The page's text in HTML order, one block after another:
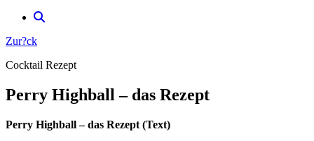
Zur?ck
Cocktail Rezept
Perry Highball – das Rezept
Perry Highball – das Rezept (Text)